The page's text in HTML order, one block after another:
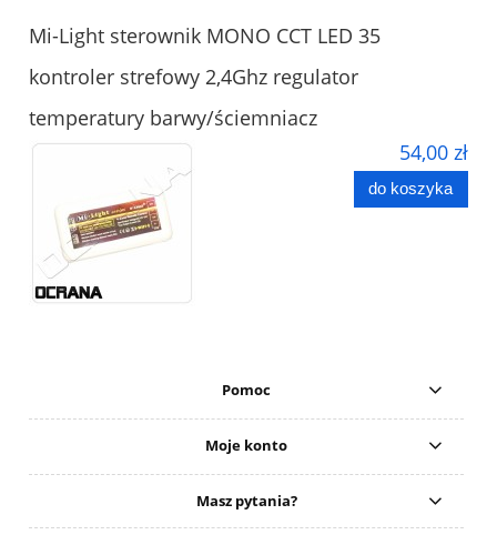
Mi-Light sterownik MONO CCT LED 35
kontroler strefowy 2,4Ghz regulator
temperatury barwy/ściemniacz
54,00 zł
do koszyka
Pomoc
Moje konto
Masz pytania?